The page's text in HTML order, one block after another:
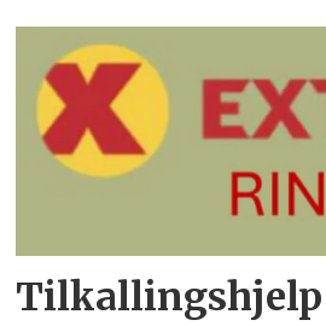
Tilkallingshjelp